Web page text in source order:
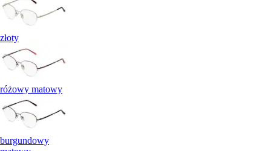
złoty
różowy matowy
burgundowy